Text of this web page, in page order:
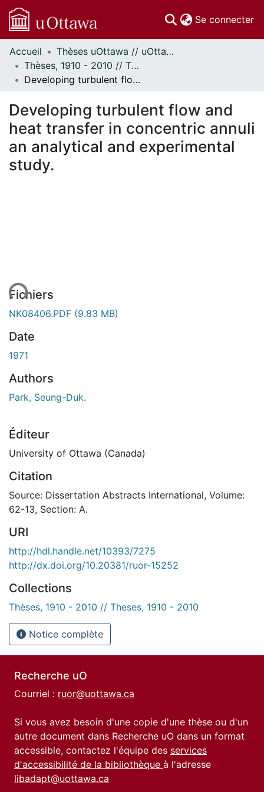
Se connecter
Communautés
et collections
Parcourir
À propos
Accueil
Thèses uOttawa // uOttawa Theses
Thèses, 1910 - 2010 // Theses, 1910 - 2010
Developing turbulent flow and heat transfer in concentric annuli an analytical and experimental study.
Developing turbulent flow and
heat transfer in concentric annuli
an analytical and experimental
study.
Fichiers
NK08406.PDF (9.83 MB)
Date
1971
Authors
Park, Seung-Duk.
Éditeur
University of Ottawa (Canada)
Citation
Source: Dissertation Abstracts International, Volume:
62-13, Section: A.
URI
http://hdl.handle.net/10393/7275
http://dx.doi.org/10.20381/ruor-15252
Collections
Thèses, 1910 - 2010 // Theses, 1910 - 2010
Notice complète
Recherche uO
Courriel : ruor@uottawa.ca
Si vous avez besoin d'une copie d'une thèse ou d'un
autre document dans Recherche uO dans un format
accessible, contactez l'équipe des services
d'accessibilité de la bibliothèque à l'adresse
libadapt@uottawa.ca